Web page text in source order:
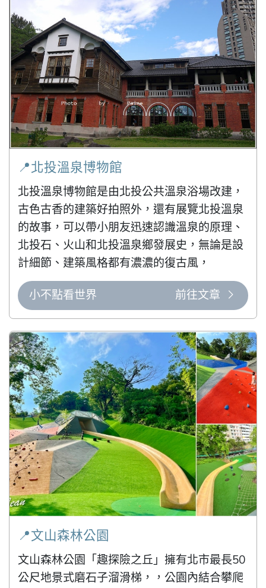
📍北投溫泉博物館
北投溫泉博物館是由北投公共溫泉浴場改建，
古色古香的建築好拍照外，還有展覽北投溫泉
的故事，可以帶小朋友迅速認識溫泉的原理、
北投石、火山和北投溫泉鄉發展史，無論是設
計細節、建築風格都有濃濃的復古風，
小不點看世界 前往文章
📍文山森林公園
文山森林公園「趣探險之丘」擁有北市最長50
公尺地景式磨石子溜滑梯，，公園內結合攀爬